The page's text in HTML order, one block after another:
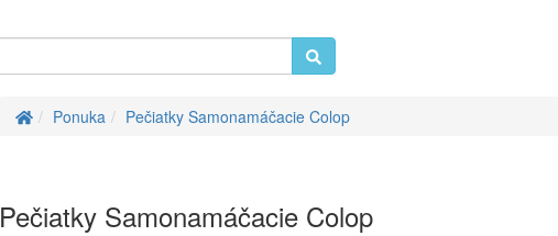
ÚvodPonuka Pečiatky Samonamáčacie Colop
Pečiatky Samonamáčacie Colop